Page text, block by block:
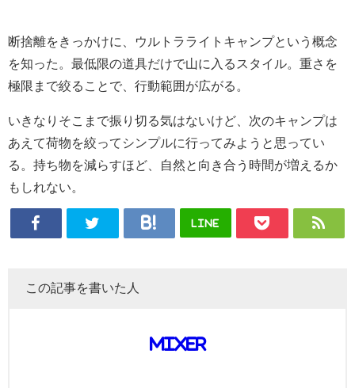
断捨離をきっかけに、ウルトラライトキャンプという概念
を知った。最低限の道具だけで山に入るスタイル。重さを
極限まで絞ることで、行動範囲が広がる。
いきなりそこまで振り切る気はないけど、次のキャンプは
あえて荷物を絞ってシンプルに行ってみようと思ってい
る。持ち物を減らすほど、自然と向き合う時間が増えるか
もしれない。
LINE
この記事を書いた人
mixer